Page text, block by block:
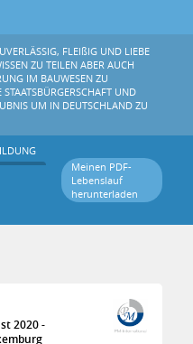
FLEIßIG UND LIEBE
ZU TEILEN ABER AUCH
IM BAUWESEN ZU
UND
UM IN DEUTSCHLAND ZU
Meinen PDF-
Lebenslauf
herunterladen
2020